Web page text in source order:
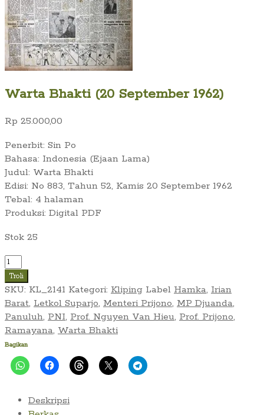
Warta Bhakti (20 September 1962)
Rp 25.000,00
Penerbit: Sin Po
Bahasa: Indonesia (Ejaan Lama)
Judul: Warta Bhakti
Edisi: No 883, Tahun 52, Kamis 20 September 1962
Tebal: 4 halaman
Produksi: Digital PDF
Stok 25
Kuantitas
Warta
Bhakti
(20
September
1962)
Troli
SKU: KL_2141 Kategori: Kliping Label Hamka, Irian
Barat, Letkol Suparjo, Menteri Prijono, MP Djuanda,
Panuluh, PNI, Prof. Nguyen Van Hieu, Prof. Prijono,
Ramayana, Warta Bhakti
Bagikan
Deskripsi